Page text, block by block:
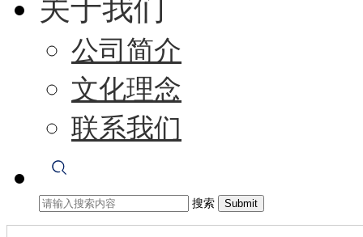
关于我们
公司简介
文化理念
联系我们
搜索